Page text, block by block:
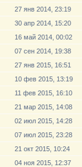
27 янв 2014, 23:19
30 апр 2014, 15:20
16 май 2014, 00:02
07 сен 2014, 19:38
27 янв 2015, 16:51
10 фев 2015, 13:19
11 фев 2015, 16:10
21 мар 2015, 14:08
02 июл 2015, 14:28
07 июл 2015, 23:28
21 окт 2015, 10:24
04 ноя 2015, 12:37